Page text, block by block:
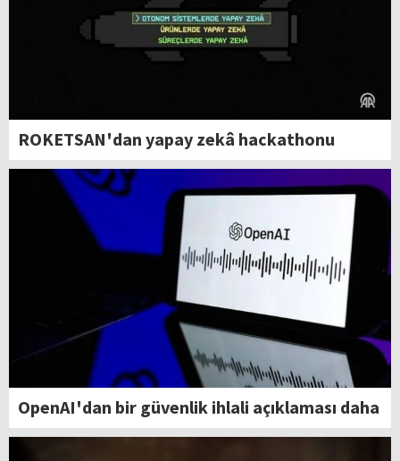
ROKETSAN'dan yapay zekâ hackathonu
OpenAI'dan bir güvenlik ihlali açıklaması daha